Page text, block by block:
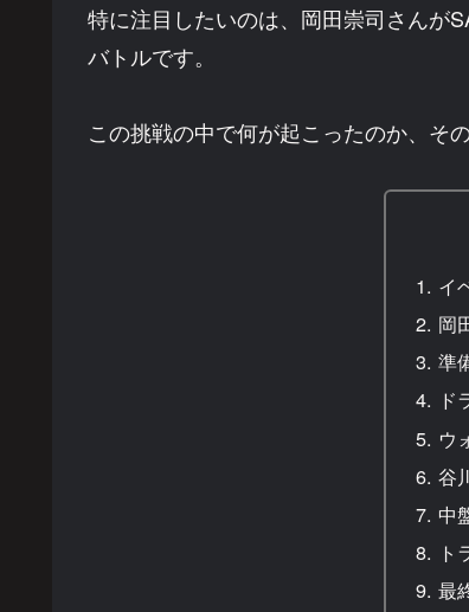
特に注目したいのは、岡田崇司さんが
バトルです。
この挑戦の中で何が起こったのか、そ
イ
岡
準
ド
ウ
谷
中
ト
最